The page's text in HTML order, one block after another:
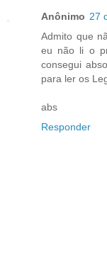
Anônimo 27
Admito que
eu não li o
consegui
para ler os
abs
Responder